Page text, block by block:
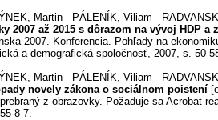
Martin - PÁLENÍK, Viliam -
2007 až 2015 s dôrazom na vývoj HDP a
2007. Konferencia. Pohľady na
a demografická spoločnosť, 2007, s. 50-
Martin - PÁLENÍK, Viliam -
novely zákona o sociálnom poistení
z obrazovky. Požaduje sa Acrobat
8-7.